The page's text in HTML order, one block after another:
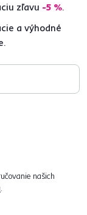
zľavu -5 %.
a výhodné
našich
.